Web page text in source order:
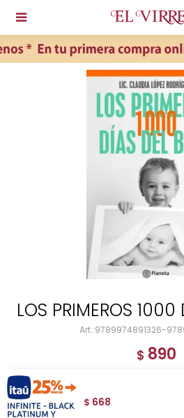

LOS PRIMEROS
9789974891326-
$ 890
$ 668